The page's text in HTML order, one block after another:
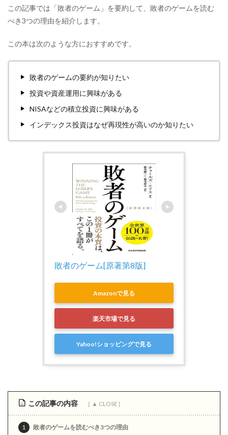
この記事では「敗者のゲーム」を要約して、敗者のゲームを読む
べき3つの理由を紹介します。
この本は次のような方におすすめです。
敗者のゲームの要約が知りたい
投資や資産運用に興味がある
NISAなどの積立投資に興味がある
インデックス投資はなぜ再現性が高いのか知りたい
敗者のゲーム[原著第8版]
Amazonで見る
楽天市場で見る
Yahoo!ショッピングで見る
この記事の内容
1
敗者のゲームを読むべき3つの理由